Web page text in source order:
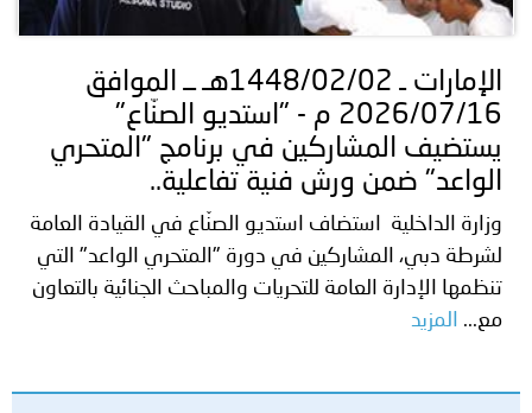
الإمارات ـ 1448/02/02هـ ــ الموافق
2026/07/16 م - "استديو الصنّاع"
يستضيف المشاركين في برنامج "المتحري
الواعد" ضمن ورش فنية تفاعلية..
وزارة الداخلية استضاف استديو الصنّاع في القيادة العامة
لشرطة دبي، المشاركين في دورة "المتحري الواعد" التي
تنظمها الإدارة العامة للتحريات والمباحث الجنائية بالتعاون
مع...
المزيد